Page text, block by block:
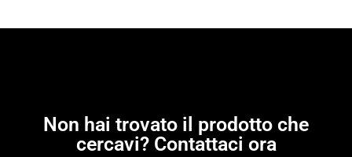
Non hai trovato il prodotto che
cercavi? Contattaci ora